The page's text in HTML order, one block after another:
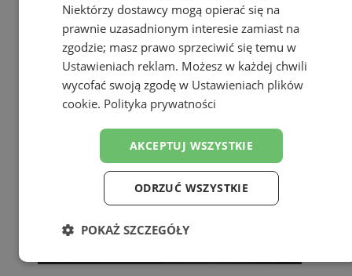
Niektórzy dostawcy mogą opierać się na
prawnie uzasadnionym interesie zamiast na
zgodzie; masz prawo sprzeciwić się temu w
Ustawieniach reklam. Możesz w każdej chwili
wycofać swoją zgodę w Ustawieniach plików
cookie. Polityka prywatności
AKCEPTUJ WSZYSTKIE
ODRZUĆ WSZYSTKIE
POKAŻ SZCZEGÓŁY
Niezbędne Wydajność Targetowanie